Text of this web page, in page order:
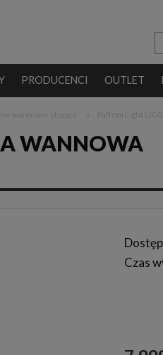
PRODUCENCI OUTLET
WANNOWA
Czas